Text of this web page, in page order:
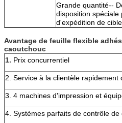
Grande quantité--
disposition
d'expédition de
Avantage de feuille flexible
caoutchouc
1. Prix concurrentiel
2. Service à la clientèle
3. 4 machines d'impression et
4. Systèmes parfaits de contrôle de